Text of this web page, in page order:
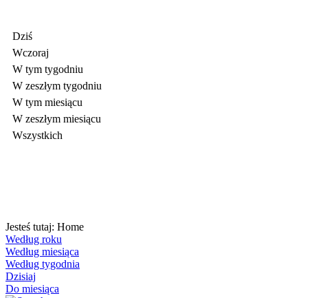
Dziś
Wczoraj
W tym tygodniu
W zeszłym tygodniu
W tym miesiącu
W zeszłym miesiącu
Wszystkich
Jesteś tutaj: Home
Według roku
Według miesiąca
Według tygodnia
Dzisiaj
Do miesiąca